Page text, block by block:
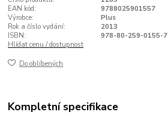
EAN kód:
9788025901557
Výrobce:
Plus
Rok a číslo vydání:
2013
ISBN:
978-80-259-0155-7
Hlídat cenu / dostupnost
Do oblíbených
Kompletní specifikace